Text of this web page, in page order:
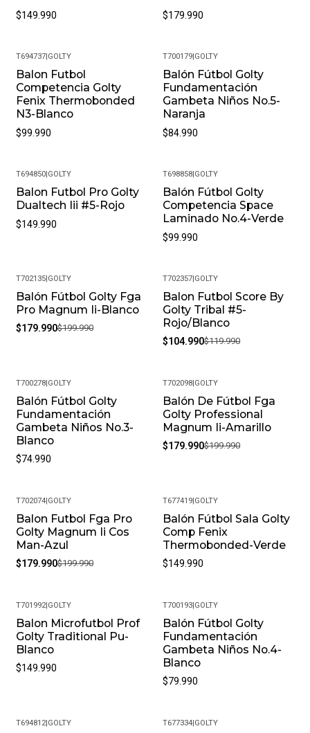
$149.990 $179.990
T694737| GOLTY
Balon Futbol
Competencia Golty
Fenix Thermobonded
N3-Blanco
$99.990
T700179 GOLTY
Balón Fútbol Golty
Fundamentación
Gambeta Niños No.5-
Naranja
$84.990
T694850| GOLTY
Balon Futbol Pro Golty
Dualtech Iii #5-Rojo
$149.990
T698858 GOLTY
Balón Fútbol Golty
Competencia Space
Laminado No.4-Verde
$99.990
-10%
T702135| GOLTY
Balón Fútbol Golty Fga
Pro Magnum Ii-Blanco
$179.990$199.990
-13%
T702357 GOLTY
Balon Futbol Score By
Golty Tribal #5-
Rojo/Blanco
$104.990$119.990
T700278| GOLTY
Balón Fútbol Golty
Fundamentación
Gambeta Niños No.3-
Blanco
$74.990
-10%
T702098 GOLTY
Balón De Fútbol Fga
Golty Professional
Magnum Ii-Amarillo
$179.990$199.990
-10%
T702074| GOLTY
Balon Futbol Fga Pro
Golty Magnum Ii Cos
Man-Azul
$179.990$199.990
T677419 GOLTY
Balón Fútbol Sala Golty
Comp Fenix
Thermobonded-Verde
$149.990
T701992| GOLTY
Balon Microfutbol Prof
Golty Traditional Pu-
Blanco
$149.990
T700193 GOLTY
Balón Fútbol Golty
Fundamentación
Gambeta Niños No.4-
Blanco
$79.990
T694812| GOLTY T677334 GOLTY